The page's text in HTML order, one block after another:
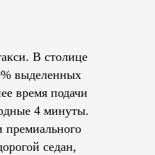
В столице
выделенных
время подачи
4 минуты.
премиального
седан,